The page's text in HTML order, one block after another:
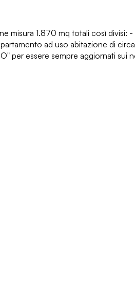
misura 1.870 mq totali così
ad uso abitazione di
per essere sempre aggiornati sui